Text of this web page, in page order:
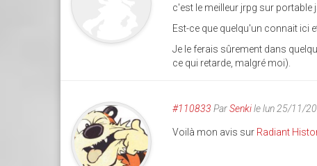
c'est le meilleur jrpg sur portable
Est-ce que quelqu'un connait ici
Je le ferais sûrement dans
ce qui retarde, malgré moi).
#110833 ParSenkile lun 25/11/
Voilà mon avis sur Radiant